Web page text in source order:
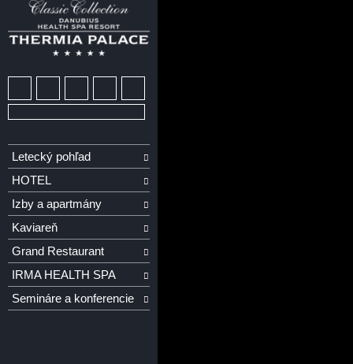
Letecký pohľad
HOTEL
Izby a apartmány
Kaviareň
Grand Restaurant
IRMA HEALTH SPA
Semináre a konferencie